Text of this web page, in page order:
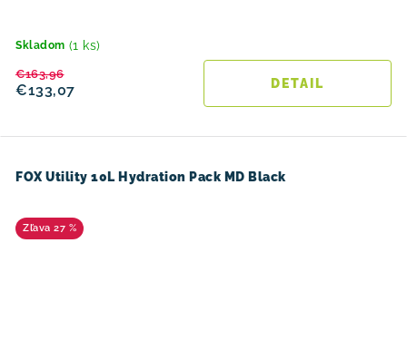
Skladom (1 ks)
€133,07
€163,96
DETAIL
FOX Utility 10L Hydration Pack MD Black
27 %